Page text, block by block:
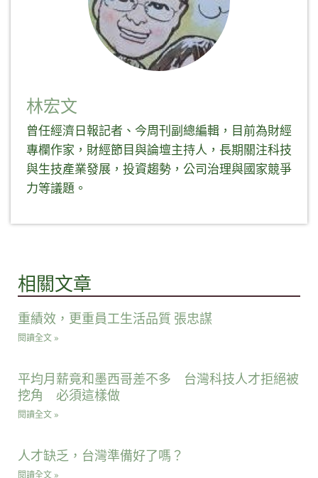
林宏文
曾任經濟日報記者、今周刊副總編輯，目前為財經
專欄作家，財經節目與論壇主持人，長期關注科技
與生技產業發展，投資趨勢，公司治理與國家競爭
力等議題。
相關文章
重績效，更重員工生活品質 張忠謀
閱讀全文 »
平均月薪竟和墨西哥差不多 台灣科技人才拒絕被
挖角 必須這樣做
閱讀全文 »
人才缺乏，台灣準備好了嗎？
閱讀全文 »